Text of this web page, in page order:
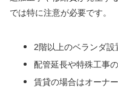
では特に注意が必要です。
2階以上のベランダ設
配管延長や特殊工事
賃貸の場合はオーナ